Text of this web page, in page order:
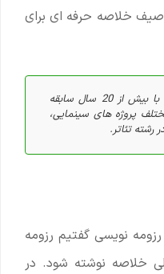
خلاصه حرفه ای برای
نویسنده و کارگردان سینما و تئاتر با بیش از 20 سال سابقه
پروژه های سینمایی،
رشته تئاتر.
نویسی گفتیم رزومه
خلاصه نوشته شود. در